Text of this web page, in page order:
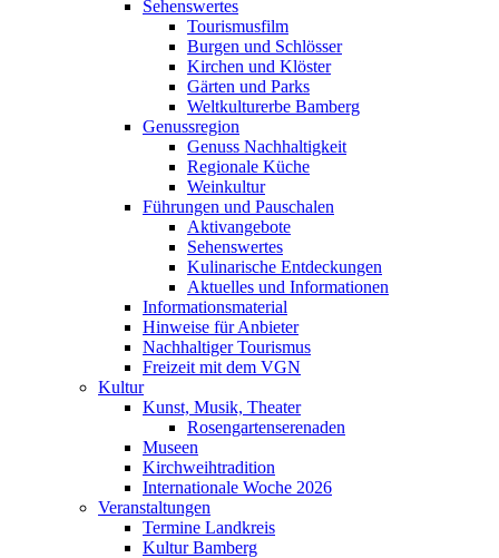
Sehenswertes
Tourismusfilm
Burgen und Schlösser
Kirchen und Klöster
Gärten und Parks
Weltkulturerbe Bamberg
Genussregion
Genuss Nachhaltigkeit
Regionale Küche
Weinkultur
Führungen und Pauschalen
Aktivangebote
Sehenswertes
Kulinarische Entdeckungen
Aktuelles und Informationen
Informationsmaterial
Hinweise für Anbieter
Nachhaltiger Tourismus
Freizeit mit dem VGN
Kultur
Kunst, Musik, Theater
Rosengartenserenaden
Museen
Kirchweihtradition
Internationale Woche 2026
Veranstaltungen
Termine Landkreis
Kultur Bamberg